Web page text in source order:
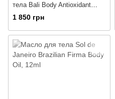
тела Bali Body Antioxidant
Body Whip, 225g
1 850 грн